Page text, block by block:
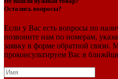
Остались вопросы?
Если у Вас есть вопросы по
позвоните нам по номерам,
заявку в форме обратной связи.
проконсультируем Вас в